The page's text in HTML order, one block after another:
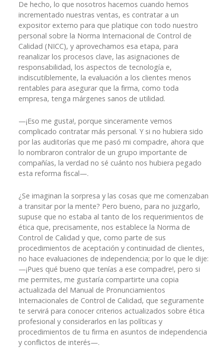
De hecho, lo que nosotros hacemos cuando hemos
incrementado nuestras ventas, es contratar a un
expositor externo para que platique con todo nuestro
personal sobre la Norma Internacional de Control de
Calidad (NICC), y aprovechamos esa etapa, para
reanalizar los procesos clave, las asignaciones de
responsabilidad, los aspectos de tecnología e,
indiscutiblemente, la evaluación a los clientes menos
rentables para asegurar que la firma, como toda
empresa, tenga márgenes sanos de utilidad.
—¡Eso me gusta!, porque sinceramente vemos
complicado contratar más personal. Y si no hubiera sido
por las auditorías que me pasó mi compadre, ahora que
lo nombraron contralor de un grupo importante de
compañías, la verdad no sé cuánto nos hubiera pegado
esta reforma fiscal—.
¿Se imaginan la sorpresa y las cosas que me comenzaban
a transitar por la mente? Pero bueno, para no juzgarlo,
supuse que no estaba al tanto de los requerimientos de
ética que, precisamente, nos establece la Norma de
Control de Calidad y que, como parte de sus
procedimientos de aceptación y continuidad de clientes,
no hace evaluaciones de independencia; por lo que le dije:
—¡Pues qué bueno que tenías a ese compadre!, pero si
me permites, me gustaría compartirte una copia
actualizada del Manual de Pronunciamientos
Internacionales de Control de Calidad, que seguramente
te servirá para conocer criterios actualizados sobre ética
profesional y considerarlos en las políticas y
procedimientos de tu firma en asuntos de independencia
y conflictos de interés—.